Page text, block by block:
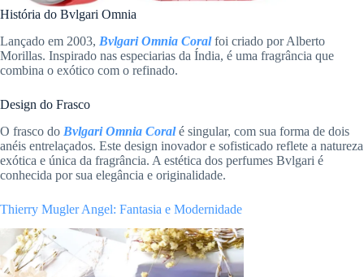
História do Bvlgari Omnia
Lançado em 2003, Bvlgari Omnia Coralfoi criado por Alberto
Morillas. Inspirado nas especiarias da Índia, é uma fragrância que
combina o exótico com o refinado.
Design do Frasco
O frasco do Bvlgari Omnia Coralé singular, com sua forma de dois
anéis entrelaçados. Este design inovador e sofisticado reflete a natureza
exótica e única da fragrância. A estética dos perfumes Bvlgari é
conhecida por sua elegância e originalidade.
Thierry Mugler Angel: Fantasia e Modernidade